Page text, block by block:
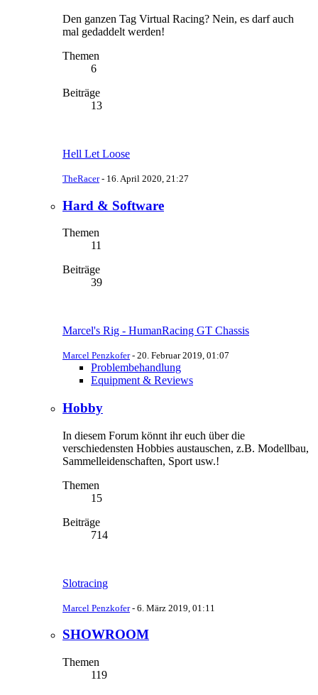
Den ganzen Tag Virtual Racing? Nein, es darf auch
mal gedaddelt werden!
Themen
6
Beiträge
13
Hell Let Loose
TheRacer- 16. April 2020, 21:27
Hard & Software
Themen
11
Beiträge
39
Marcel's Rig - HumanRacing GT Chassis
Marcel Penzkofer- 20. Februar 2019, 01:07
Problembehandlung
Equipment & Reviews
Hobby
In diesem Forum könnt ihr euch über die
verschiedensten Hobbies austauschen, z.B. Modellbau,
Sammelleidenschaften, Sport usw.!
Themen
15
Beiträge
714
Slotracing
Marcel Penzkofer- 6. März 2019, 01:11
SHOWROOM
Themen
119